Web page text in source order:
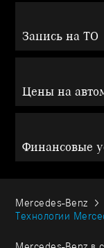
Запись на ТО
Цены на
Финансовые
Mercedes-Benz
Технологии